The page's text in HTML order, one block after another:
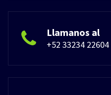
Llamanos al
+52 33234 22604